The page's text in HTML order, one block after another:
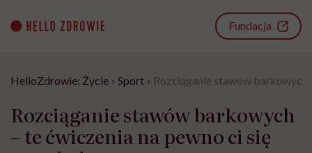
content
Fundacja
HelloZdrowie: Życie › Sport › Rozciąganie stawów barkowych
Rozciąganie stawów barkowych
– te ćwiczenia na pewno ci się